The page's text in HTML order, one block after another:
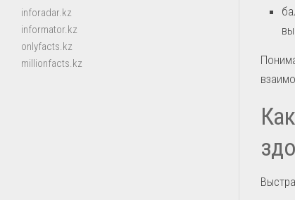
inforadar.kz
informator.kz
onlyfacts.kz
millionfacts.kz